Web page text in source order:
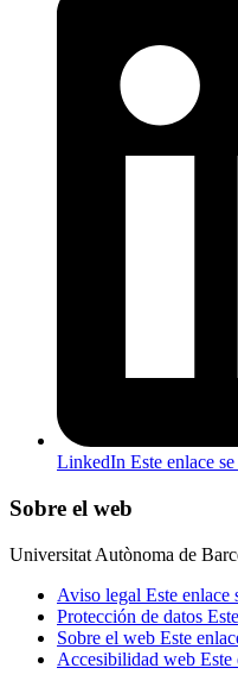
LinkedIn Este enlace
Sobre el web
Universitat Autònoma de
Aviso legal Este enlace
Protección de datos
Sobre el web Este
Accesibilidad web Este